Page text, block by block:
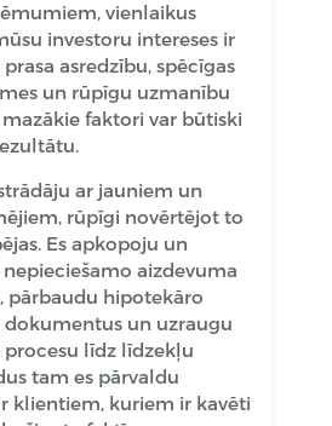
vienlaikus
investoru intereses ir
prasa asredzību, spēcīgas
un rūpīgu uzmanību
faktori var būtiski
ar jauniem un
rūpīgi novērtējot to
Es apkopoju un
aizdevuma
pārbaudu hipotekāro
un uzraugu
procesu līdz līdzekļu
tam es pārvaldu
klientiem, kuriem ir kavēti